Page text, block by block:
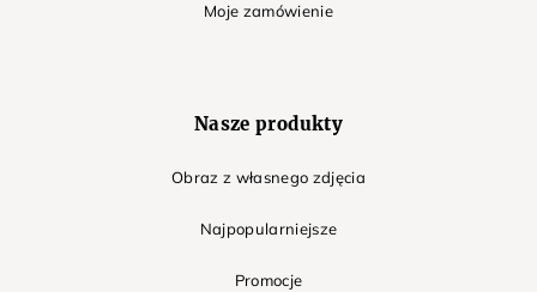
Moje zamówienie
Nasze produkty
Obraz z własnego zdjęcia
Najpopularniejsze
Promocje